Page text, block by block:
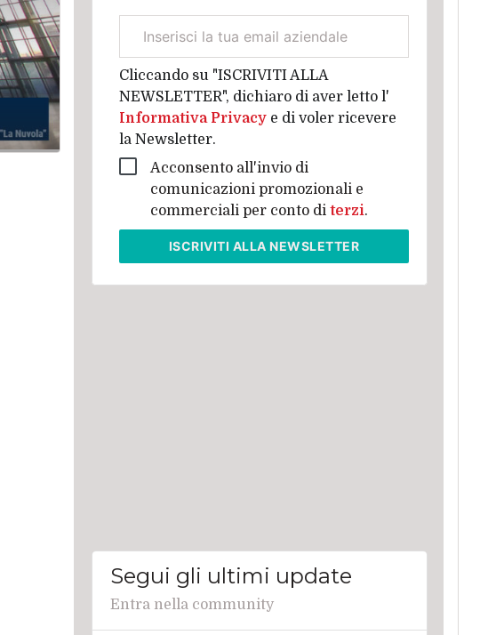
aziendale
Cliccando su "ISCRIVITI ALLA
NEWSLETTER", dichiaro di aver letto l'
Informativa Privacy e di voler ricevere
la Newsletter.
Acconsento all'invio di
comunicazioni promozionali e
commerciali per conto di terzi.
ISCRIVITI ALLA NEWSLETTER
Segui gli ultimi update
Entra nella community